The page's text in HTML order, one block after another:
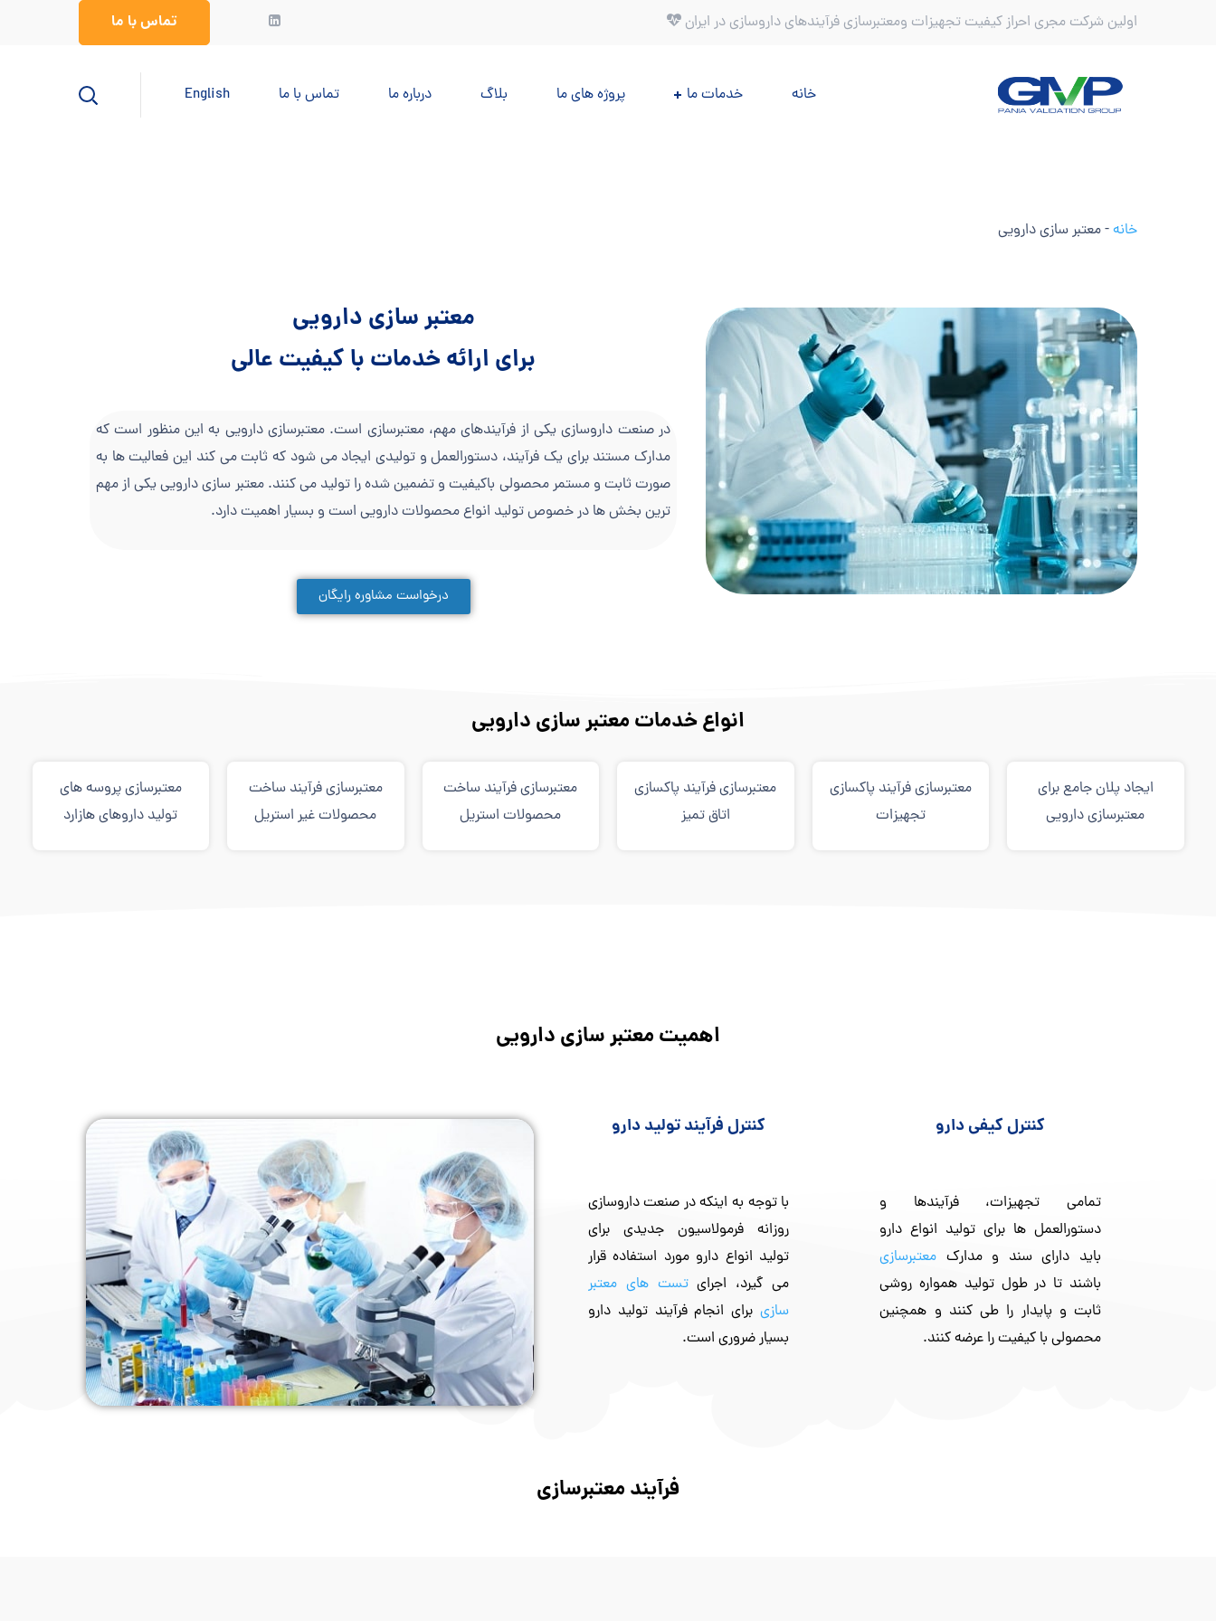
اولین شرکت مجری احراز کیفیت تجهیزات و‌معتبرسازی فرآیندهای داروسازی در ایران تماس با ما
خانه خدمات ما پروژه های ما بلاگ درباره ما تماس با ما English
خانه-معتبر سازی دارویی
معتبر سازی دارویی
برای ارائه خدمات با کیفیت عالی
در صنعت داروسازی یکی از فرآیندهای مهم، معتبرسازی است. معتبرسازی دارویی به این منظور است که
مدارک مستند برای یک فرآیند، دستورالعمل و تولیدی ایجاد می شود که ثابت می کند این فعالیت ها به
صورت ثابت و مستمر محصولی باکیفیت و تضمین شده را تولید می کنند. معتبر سازی دارویی یکی از مهم
ترین بخش ها در خصوص تولید انواع محصولات دارویی است و بسیار اهمیت دارد.
درخواست مشاوره رایگان
انواع خدمات معتبر سازی دارویی
ایجاد پلان جامع برای
معتبرسازی دارویی
معتبرسازی فرآیند پاکسازی
تجهیزات
معتبرسازی فرآیند پاکسازی
اتاق تمیز
معتبرسازی فرآیند ساخت
محصولات استریل
معتبرسازی فرآیند ساخت
محصولات غیر استریل
معتبرسازی پروسه های
تولید داروهای هازارد
اهمیت معتبر سازی دارویی
کنترل کیفی دارو
تمامی تجهیزات، فرآیندها و
دستورالعمل ها برای تولید انواع دارو
باید دارای سند و مدارک معتبرسازی
باشند تا در طول تولید همواره روشی
ثابت و پایدار را طی کنند و همچنین
محصولی با کیفیت را عرضه کنند.
کنترل فرآیند تولید دارو
با توجه به اینکه در صنعت داروسازی
روزانه فرمولاسیون جدیدی برای
تولید انواع دارو مورد استفاده قرار
می گیرد، اجرایتست های معتبر
سازیبرای انجام فرآیند تولید دارو
بسیار ضروری است.
فرآیند معتبرسازی